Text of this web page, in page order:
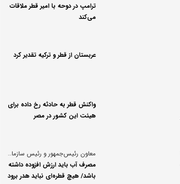
ترامپ در دوحه با امیر قطر ملاقات
می‌کند
عربستان از قطر و ترکیه تقدیر کرد
واکنش قطر به حادثه رخ داده برای
هیئت این کشور در مصر
معاون رئیس‌جمهور و رئیس سازمان برنامه و بودجه در قزوین مطرح کرد:
مصرف آب باید ارزش افزوده داشته
باشد/ هیچ قطره‌ای نباید هدر برود